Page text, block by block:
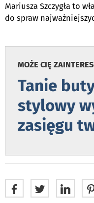
Mariusza Szczygła to
do spraw
MOŻE CIĘ
Tanie
stylowy
zasięgu